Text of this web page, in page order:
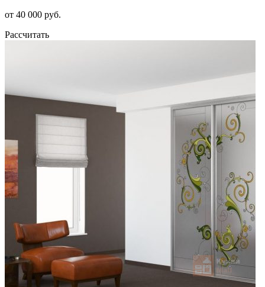
от 40 000 руб.
Рассчитать